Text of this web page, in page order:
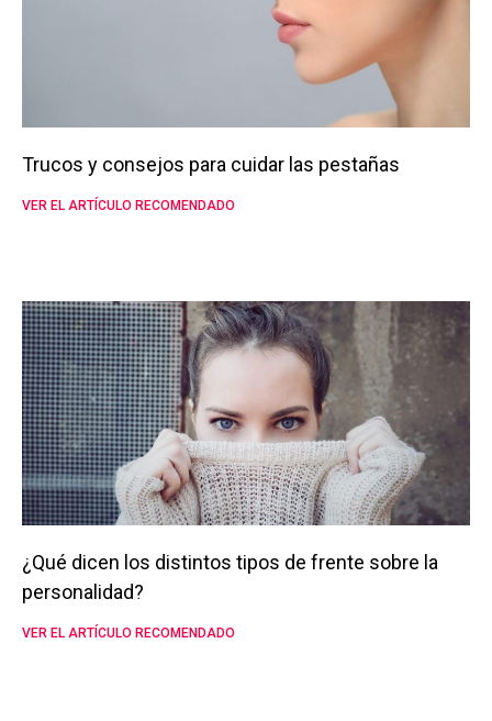
Trucos y consejos para cuidar las pestañas
VER EL ARTÍCULO RECOMENDADO
¿Qué dicen los distintos tipos de frente sobre la
personalidad?
VER EL ARTÍCULO RECOMENDADO